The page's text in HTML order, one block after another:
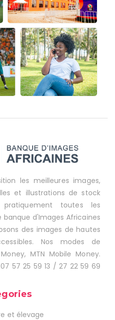
les meilleures images,
et illustrations de stock
toutes les
banque d'Images Africaines
des images de hautes
Nos modes de
MTN Mobile Money.
57 25 59 13 / 27 22 59 69
et élevage